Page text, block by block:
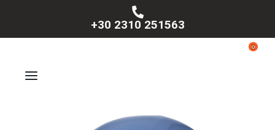
+30 2310 251563
0